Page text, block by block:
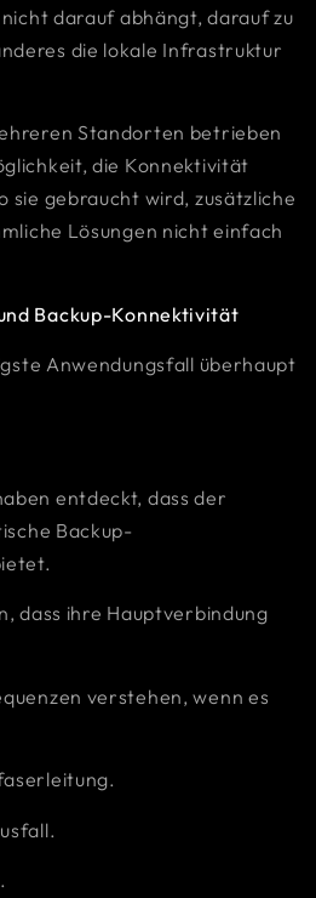
darauf abhängt, darauf zu
die lokale Infrastruktur
Standorten betrieben
die Konnektivität
sie gebraucht wird, zusätzliche
Lösungen nicht einfach
Backup-Konnektivität
Anwendungsfall überhaupt
entdeckt, dass der
Backup-
dass ihre Hauptverbindung
verstehen, wenn es